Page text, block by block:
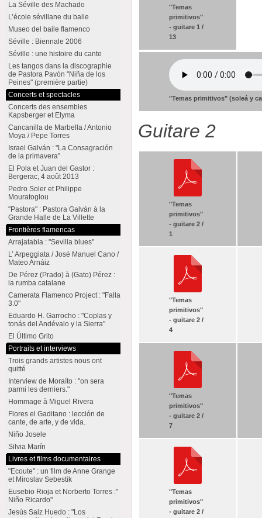
"Temas
primitivos"
- guitare 1 /
13
"Temas primitivos" (soleá y
Guitare 2
"Temas
primitivos"
- guitare 2 /
1
"Temas
primitivos"
- guitare 2 /
4
"Temas
primitivos"
- guitare 2 /
7
"Temas
primitivos"
- guitare 2 /
La Séville des Machado
L’école sévillane du baile
Museo del baile flamenco
Séville : Biennale 2006
Séville : une histoire du cante
Les tangos dans la discographie
de Pastora Pavón "Niña de los
Peines" (première partie)
Concerts et spectacles
Concerts des ensembles
Kapsberger et Elyma
Cancanilla de Marbella / Antonio
Moya / Pepe Torres
Israel Galván : "La Consagración
de la primavera"
El Pola et Juan del Gastor :
Bergerac, 4 août 2013
Pedro Soler et Philippe
Mouratoglou
"Pastora" : Pastora Galván à la
Grande Halle de La Villette
Frontières flamencas
Arrajatabla : "Sevilla blues"
L’ Arpeggiata / José Manuel Cano /
Mateo Arnáiz
De Pérez (Prado) à (Gato) Pérez :
la rumba catalane
Camerata Flamenco Project : "Falla
3.0"
Eduardo H. Garrocho : "Coplas y
tonás del Andévalo y la Sierra"
El Último Grito
Portraits et interviews
Trois grands artistes nous ont
quitté
Interview de Moraíto : "on sera
parmi les derniers."
Hommage à Miguel Rivera
Flores el Gaditano : lección de
cante, de arte, y de vida.
Niño Josele
Silvia Marín
Livres et films documentaires
"Ecoute" : un film de Anne Grange
et Miroslav Sebestik
Eusebio Rioja et Norberto Torres :"
Niño Ricardo"
Jesús Saiz Huedo : "Los